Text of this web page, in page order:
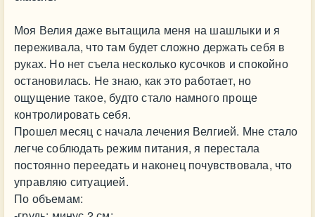
Моя Велия даже вытащила меня на шашлыки и я
переживала, что там будет сложно держать себя в
руках. Но нет съела несколько кусочков и спокойно
остановилась. Не знаю, как это работает, но
ощущение такое, будто стало намного проще
контролировать себя.
Прошел месяц с начала лечения Велгией. Мне стало
легче соблюдать режим питания, я перестала
постоянно переедать и наконец почувствовала, что
управляю ситуацией.
По объемам: